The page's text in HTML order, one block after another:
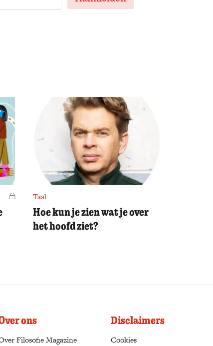
Voor leden
Taal
Hoe kun je zien wat je over
het hoofd ziet?
ons
Filosofie Magazine
Disclaimers
Cookies